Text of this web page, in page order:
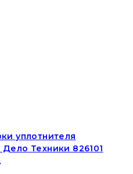
уплотнителя
Техники 826101